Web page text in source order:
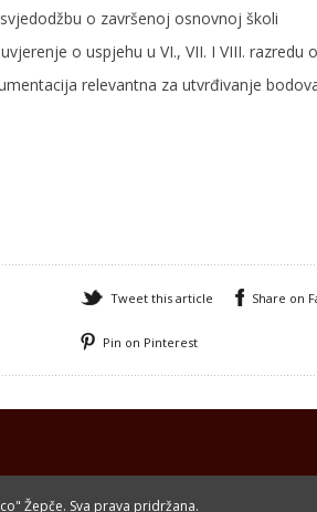
o završenoj osnovnoj školi
o uspjehu u VI., VII. I VIII. razredu
relevantna za utvrđivanje
Tweet this article Share on
Pin on Pinterest
Žepče. Sva prava pridržana.